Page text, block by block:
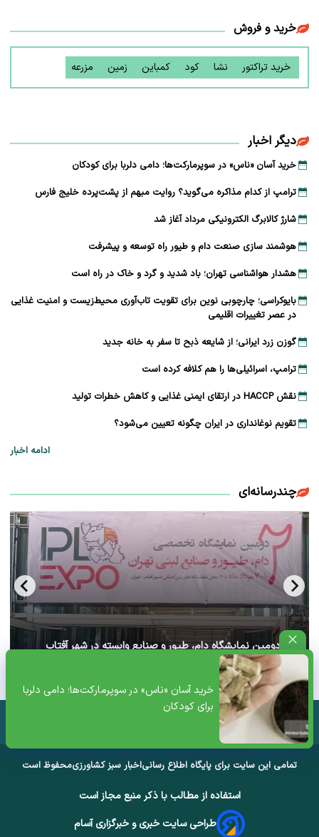
خرید آسان «ناس» در سوپرمارکت‌ها؛ دامی دلربا
برای کودکان
خرید و فروش
خرید تراکتور نشا کود کمباین زمین مزرعه
دیگر اخبار
خرید آسان «ناس» در سوپرمارکت‌ها؛ دامی دلربا برای کودکان
ترامپ از کدام مذاکره می‌گوید؟ روایت مبهم از پشت‌پرده خلیج فارس
شارژ کالابرگ الکترونیکی مرداد آغاز شد
هوشمند سازی صنعت دام و طیور راه توسعه و پیشرفت
هشدار هواشناسی تهران؛ باد شدید و گرد و خاک در راه است
بایوکراسی؛ چارچوبی نوین برای تقویت تاب‌آوری محیط‌زیست و امنیت غذایی
در عصر تغییرات اقلیمی
گوزن زرد ایرانی؛ از شایعه ذبح تا سفر به خانه جدید
ترامپ، اسرائیلی‌ها را هم کلافه کرده است
نقش HACCP در ارتقای ایمنی غذایی و کاهش خطرات تولید
تقویم نوغانداری در ایران چگونه تعیین می‌شود؟
ادامه اخبار
چندرسانه‌ای
آغاز دومین نمایشگاه دام، طیور و صنایع وابسته در شهر آفتاب
تهران+ ویدئو
تمامی این سایت برای پایگاه اطلاع رسانیاخبار سبز کشاورزیمحفوظ است
استفاده از مطالب با ذکر منبع مجاز است
طراحی سایت خبری و خبرگزاری آسام